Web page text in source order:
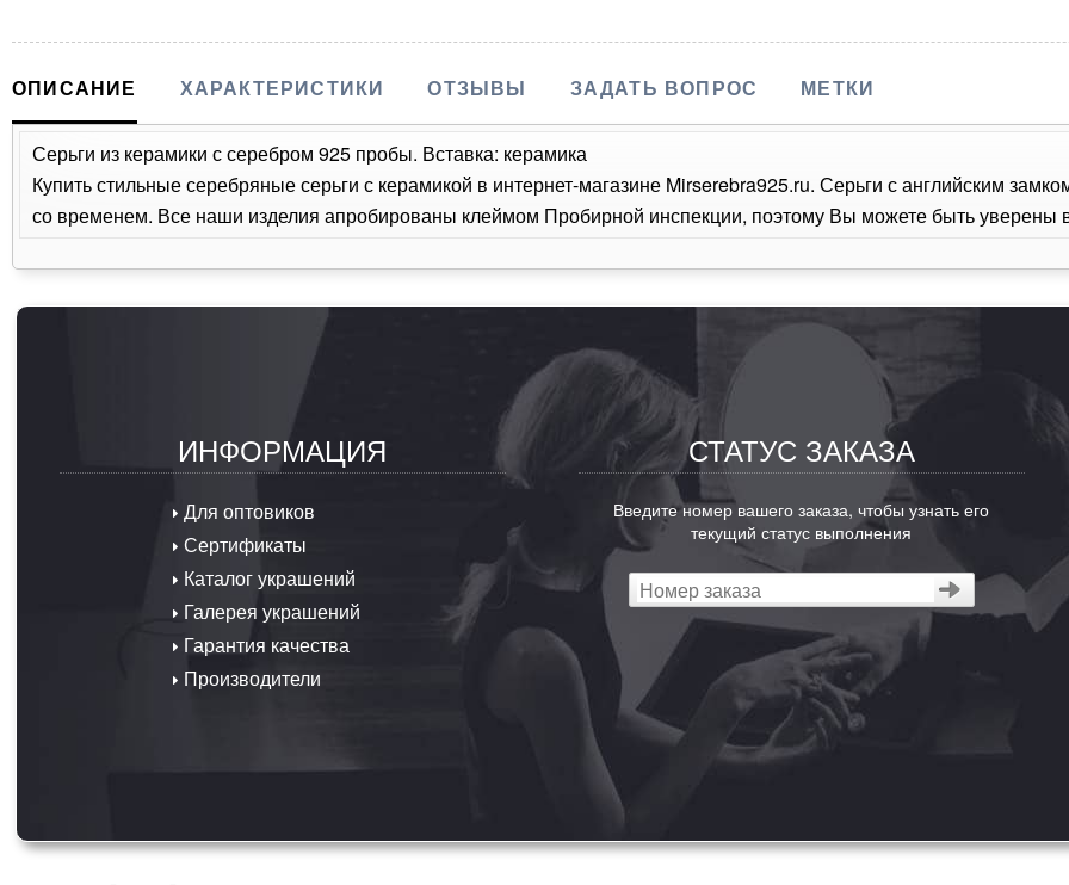
ОПИСАНИЕ ХАРАКТЕРИСТИКИ ОТЗЫВЫ ЗАДАТЬ ВОПРОС МЕТКИ
Серьги из керамики с серебром 925 пробы. Вставка: керамика
Купить стильные серебряные серьги с керамикой в интернет-магазине Mirserebra925.ru. Серьги с английским
со временем. Все наши изделия апробированы клеймом Пробирной инспекции, поэтому Вы можете быть уверены
ИНФОРМАЦИЯ
Для оптовиков
Сертификаты
Каталог украшений
Галерея украшений
Гарантия качества
Производители
СТАТУС ЗАКАЗА
Введите номер вашего заказа, чтобы узнать его
текущий статус выполнения